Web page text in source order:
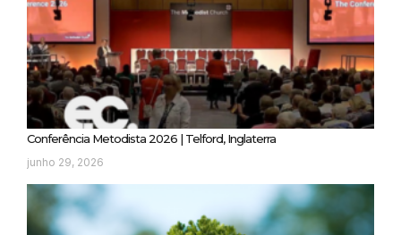
Conferência Metodista 2026 | Telford, Inglaterra
junho 29, 2026